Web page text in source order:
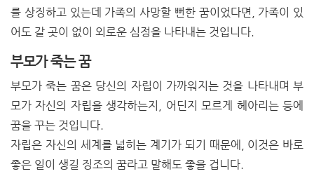
를 상징하고 있는데 가족의 사망할 뻔한 꿈이었다면, 가족이 있
어도 갈 곳이 없이 외로운 심정을 나타내는 것입니다.
부모가 죽는 꿈
부모가 죽는 꿈은 당신의 자립이 가까워지는 것을 나타내며 부
모가 자신의 자립을 생각하는지, 어딘지 모르게 헤아리는 등에
꿈을 꾸는 것입니다.
자립은 자신의 세계를 넓히는 계기가 되기 때문에, 이것은 바로
좋은 일이 생길 징조의 꿈라고 말해도 좋을 겁니다.